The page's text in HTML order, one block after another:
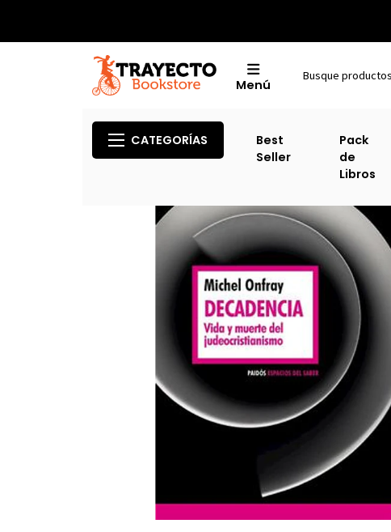
Menú
CATEGORÍAS
Best
Seller
Pack
de
Libros